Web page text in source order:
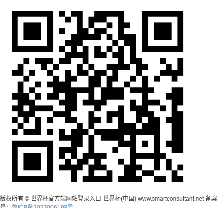
版权所有 © 世界杯官方端网站登录入口-世界杯(中国) www.smartconsultant.net 备案